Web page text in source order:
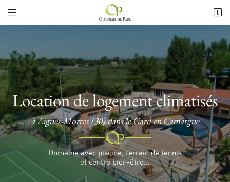
 
 Adresse email de réception
Location de logement climatisés
à Aigues-Mortes (30) dans le Gard en Camargue
Domaine avec piscine, terrain de tennis
et centre bien-être...